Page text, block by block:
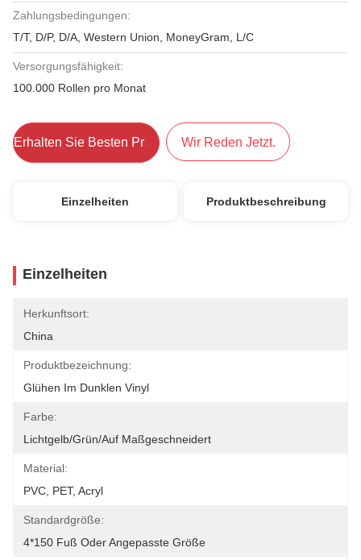
Zahlungsbedingungen:
T/T, D/P, D/A, Western Union, MoneyGram, L/C
Versorgungsfähigkeit:
100.000 Rollen pro Monat
Erhalten Sie Besten Preis Wir Reden Jetzt.
Einzelheiten Produktbeschreibung
Einzelheiten
Herkunftsort:
China
Produktbezeichnung:
Glühen Im Dunklen Vinyl
Farbe:
Lichtgelb/grün/auf Maßgeschneidert
Material:
PVC, PET, Acryl
Standardgröße:
4*150 Fuß Oder Angepasste Größe